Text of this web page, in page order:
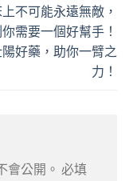
不可能永遠無敵，
需要一個好幫手！
好藥，助你一臂之
力！
會公開。 必填